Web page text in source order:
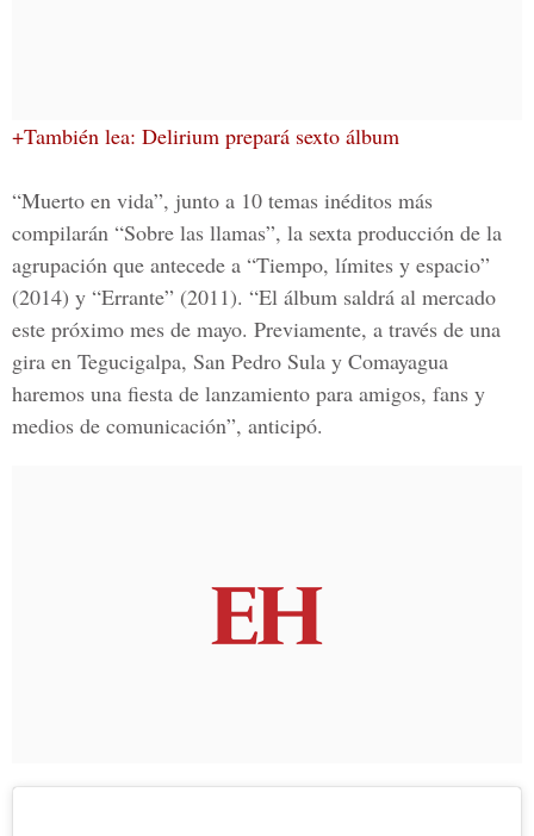
+También lea: Delirium prepará sexto álbum
“Muerto en vida”, junto a 10 temas inéditos más
compilarán “Sobre las llamas”, la sexta producción de la
agrupación que antecede a “Tiempo, límites y espacio”
(2014) y “Errante” (2011). “El álbum saldrá al mercado
este próximo mes de mayo. Previamente, a través de una
gira en Tegucigalpa, San Pedro Sula y Comayagua
haremos una fiesta de lanzamiento para amigos, fans y
medios de comunicación”, anticipó.